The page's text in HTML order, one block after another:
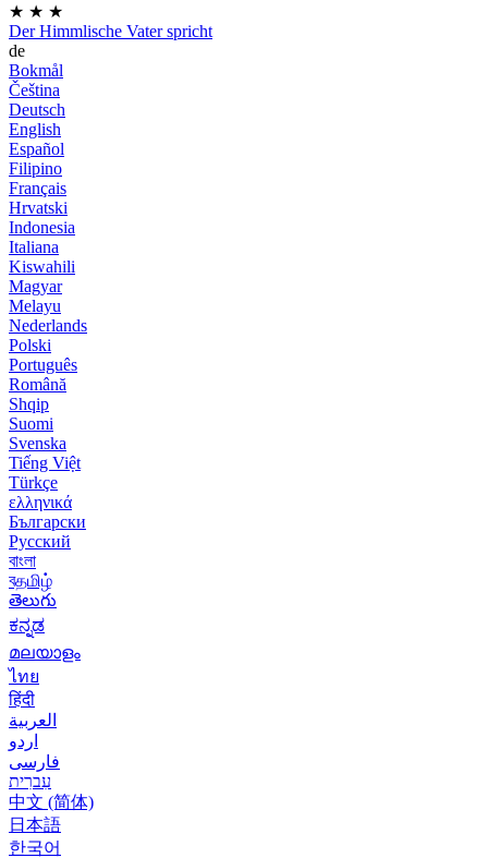
★ ★ ★
Der Himmlische Vater spricht
de
Bokmål
Čeština
Deutsch
English
Español
Filipino
Français
Hrvatski
Indonesia
Italiana
Kiswahili
Magyar
Melayu
Nederlands
Polski
Português
Română
Shqip
Suomi
Svenska
Tiếng Việt
Türkçe
ελληνικά
Български
Русский
বাংলা
বதமிழ்
తెలుగు
ಕನ್ನಡ
മലയാളം
ไทย
हिंदी
العربية
اردو
فارسی
עִברִית
中文 (简体)
日本語
한국어